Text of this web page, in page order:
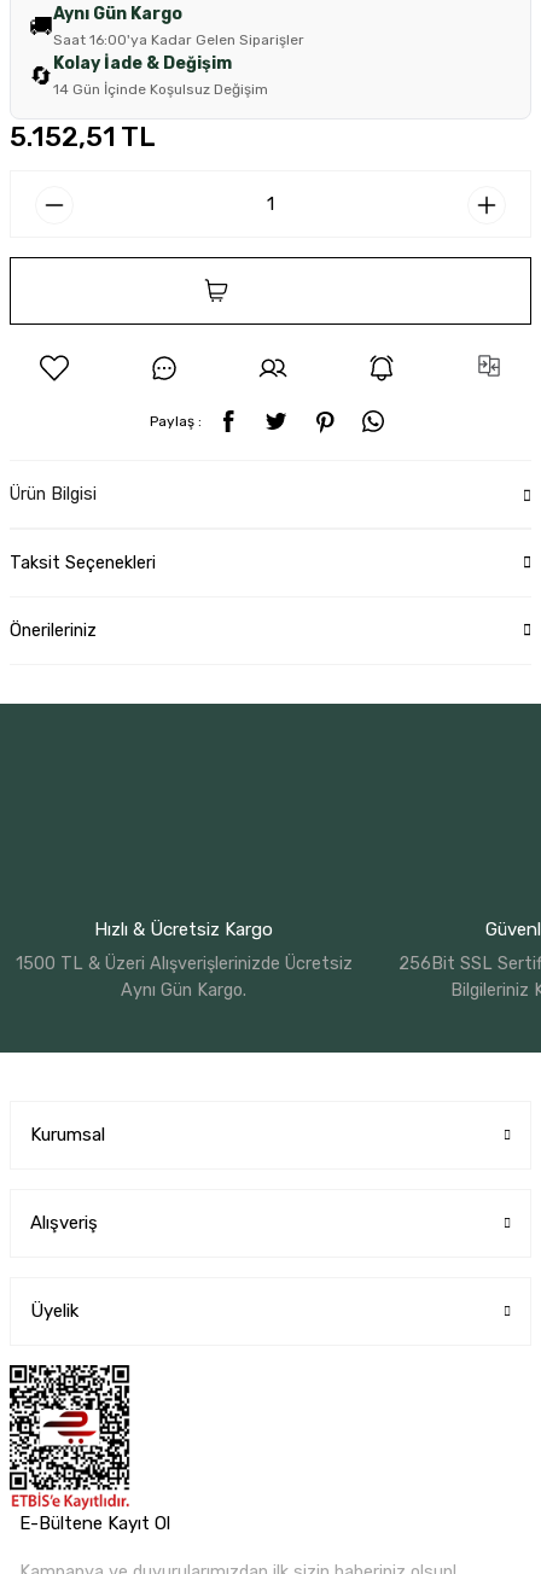
🚚Aynı Gün Kargo
Saat 16:00'ya Kadar Gelen Siparişler
🔄 Kolay İade & Değişim
14 Gün İçinde Koşulsuz Değişim
5.152,51 TL
Paylaş :
Ürün Bilgisi
Taksit Seçenekleri
Önerileriniz
Hızlı & Ücretsiz Kargo
1500 TL & Üzeri Alışverişlerinizde Ücretsiz
Aynı Gün Kargo.
256Bit SSL
Bilgileriniz
Kurumsal
Alışveriş
Üyelik
E-Bültene Kayıt Ol